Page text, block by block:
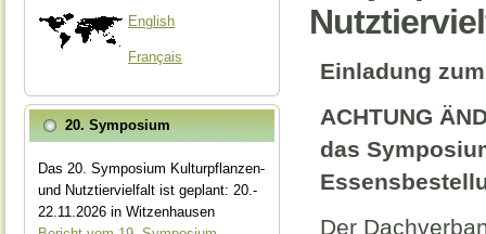
English
Français
20. Symposium
Das 20. Symposium Kulturpflanzen-
und Nutztiervielfalt ist geplant: 20.-
22.11.2026 in Witzenhausen
Einladung
ACHTUNG
das
Der